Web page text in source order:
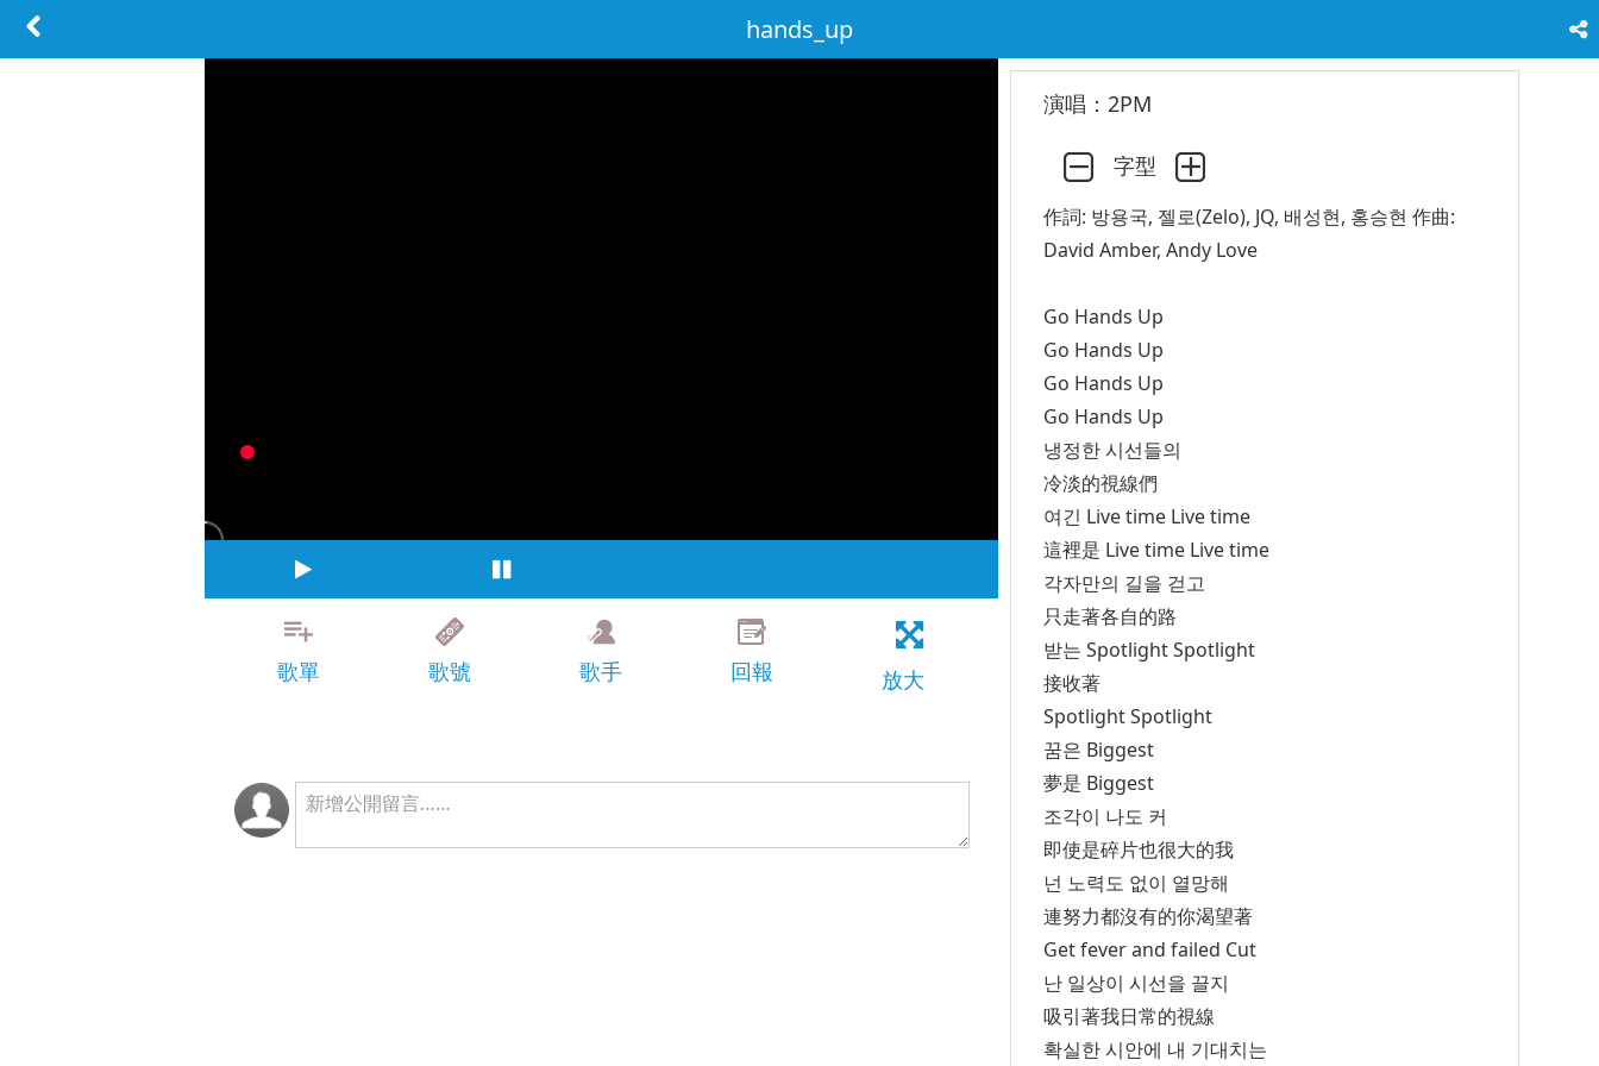
hands_up
歌單 歌號 歌手 回報 放大
演唱：2PM
字型
作詞: 방용국, 젤로(Zelo), JQ, 배성현, 홍승현 作曲:
David Amber, Andy Love
Go Hands Up
Go Hands Up
Go Hands Up
Go Hands Up
냉정한 시선들의
冷淡的視線們
여긴 Live time Live time
這裡是 Live time Live time
각자만의 길을 걷고
只走著各自的路
받는 Spotlight Spotlight
接收著
Spotlight Spotlight
꿈은 Biggest
夢是 Biggest
조각이 나도 커
即使是碎片也很大的我
넌 노력도 없이 열망해
連努力都沒有的你渴望著
Get fever and failed Cut
난 일상이 시선을 끌지
吸引著我日常的視線
확실한 시안에 내 기대치는